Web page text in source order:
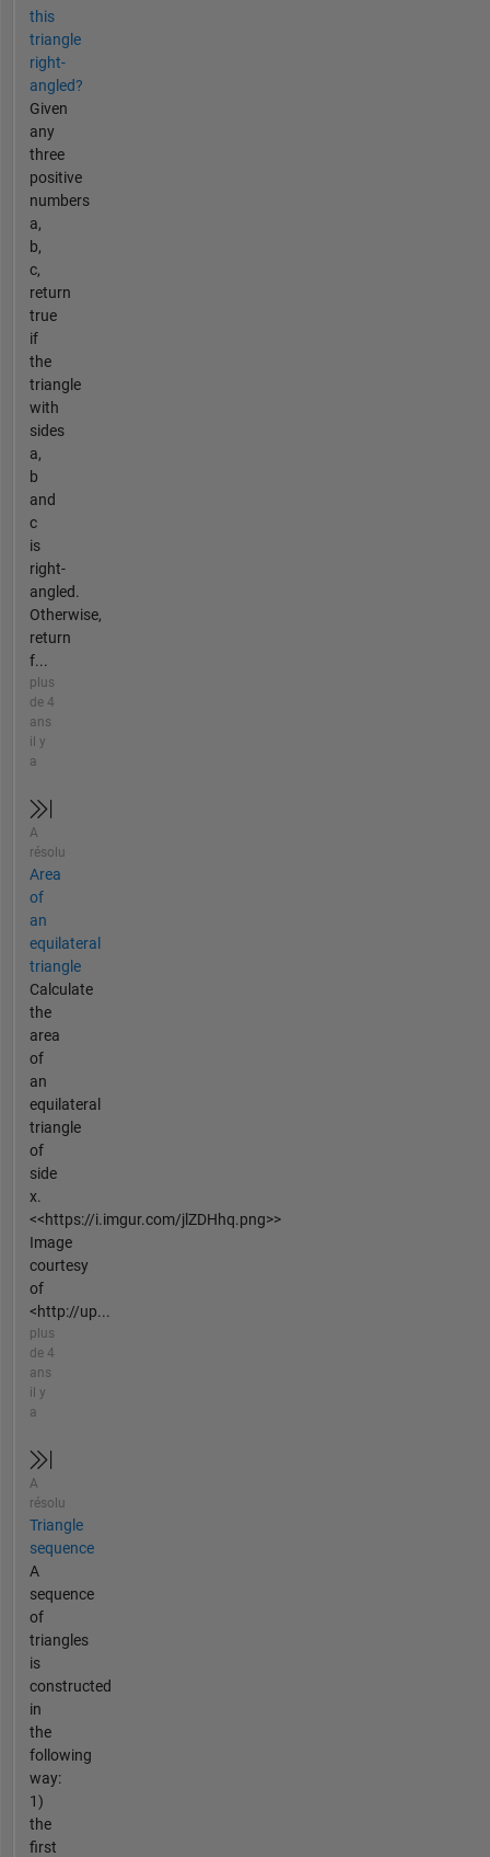
this
triangle
right-
angled?
Given
any
three
positive
numbers
a,
b,
c,
return
true
if
the
triangle
with
sides
a,
b
and
c
is
right-
angled.
Otherwise,
return
f...
plus
de 4
ans
il y
a
A
résolu
Area
of
an
equilateral
triangle
Calculate
the
area
of
an
equilateral
triangle
of
side
x.
<<https://i.imgur.com/jlZDHhq.png>>
Image
courtesy
of
<http://up...
plus
de 4
ans
il y
a
A
résolu
Triangle
sequence
A
sequence
of
triangles
is
constructed
in
the
following
way:
1)
the
first